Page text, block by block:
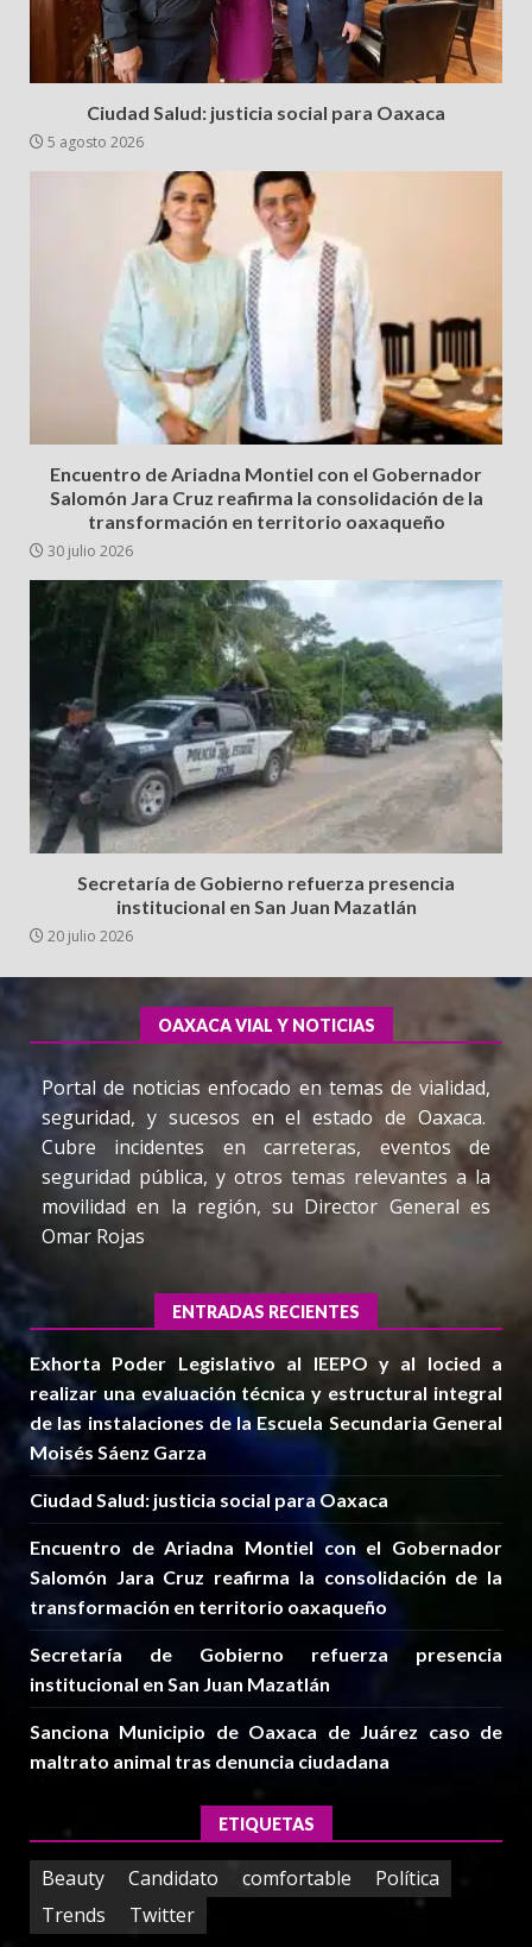
Ciudad Salud: justicia social para Oaxaca
5 agosto 2026
Encuentro de Ariadna Montiel con el Gobernador
Salomón Jara Cruz reafirma la consolidación de la
transformación en territorio oaxaqueño
30 julio 2026
Secretaría de Gobierno refuerza presencia
institucional en San Juan Mazatlán
20 julio 2026
OAXACA VIAL Y NOTICIAS
Portal de noticias enfocado en temas de vialidad,
seguridad, y sucesos en el estado de Oaxaca.
Cubre incidentes en carreteras, eventos de
seguridad pública, y otros temas relevantes a la
movilidad en la región, su Director General es
Omar Rojas
ENTRADAS RECIENTES
Exhorta Poder Legislativo al IEEPO y al Iocied a
realizar una evaluación técnica y estructural integral
de las instalaciones de la Escuela Secundaria General
Moisés Sáenz Garza
Ciudad Salud: justicia social para Oaxaca
Encuentro de Ariadna Montiel con el Gobernador
Salomón Jara Cruz reafirma la consolidación de la
transformación en territorio oaxaqueño
Secretaría de Gobierno refuerza presencia
institucional en San Juan Mazatlán
Sanciona Municipio de Oaxaca de Juárez caso de
maltrato animal tras denuncia ciudadana
ETIQUETAS
Beauty Candidato comfortable
Política
Trends
Twitter